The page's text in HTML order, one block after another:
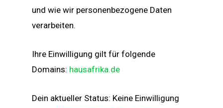
und wie wir personenbezogene Daten
verarbeiten.
Ihre Einwilligung gilt für folgende
Domains: hausafrika.de
Dein aktueller Status: Keine Einwilligung